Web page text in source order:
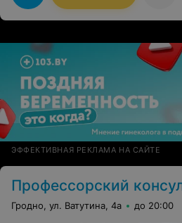
ЭФФЕКТИВНАЯ РЕКЛАМА НА САЙТЕ
Профессорский
Гродно, ул. Ватутина, 4а до 20:00